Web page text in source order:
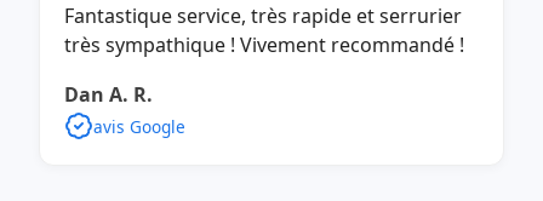
Fantastique service, très rapide et serrurier
très sympathique ! Vivement recommandé !
Dan A. R.
avis Google